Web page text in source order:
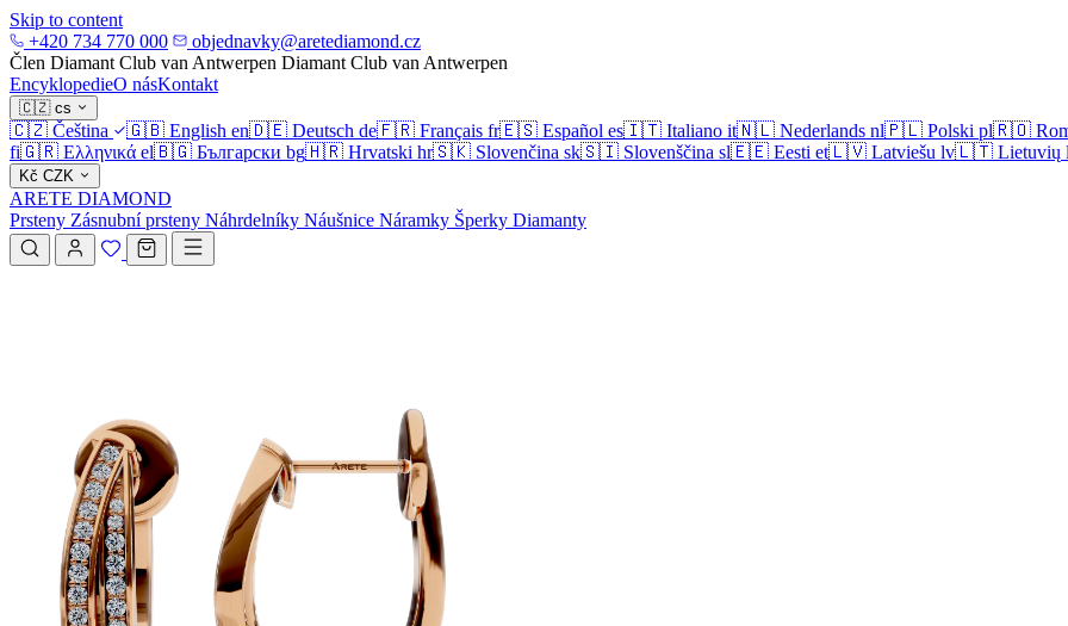
Skip to content
+420 734 770 000
objednavky@aretediamond.cz
Člen Diamant Club van Antwerpen Diamant Club van Antwerpen
EncyklopedieO násKontakt
🇨🇿 cs
🇨🇿 Čeština 🇬🇧 English en🇩🇪 Deutsch de🇫🇷 Français fr🇪🇸 Español es🇮🇹 Italiano it🇳🇱 Nederlands nl🇵🇱 Polski pl🇷🇴
fi🇬🇷 Ελληνικά el🇧🇬 Български bg🇭🇷 Hrvatski hr🇸🇰 Slovenčina sk🇸🇮 Slovenščina sl🇪🇪 Eesti et🇱🇻 Latviešu lv🇱🇹 Lietuvių
Kč CZK
ARETE DIAMOND
Prsteny Zásnubní prsteny Náhrdelníky Náušnice Náramky Šperky Diamanty